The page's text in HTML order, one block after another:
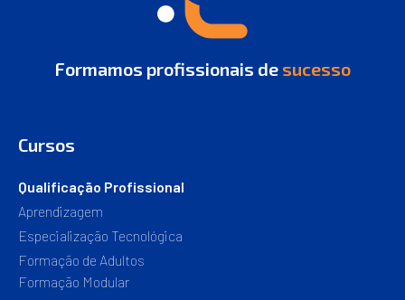
Formamos profissionais de sucesso
Cursos
Qualificação Profissional
Aprendizagem
Especialização Tecnológica
Formação de Adultos
Formação Modular